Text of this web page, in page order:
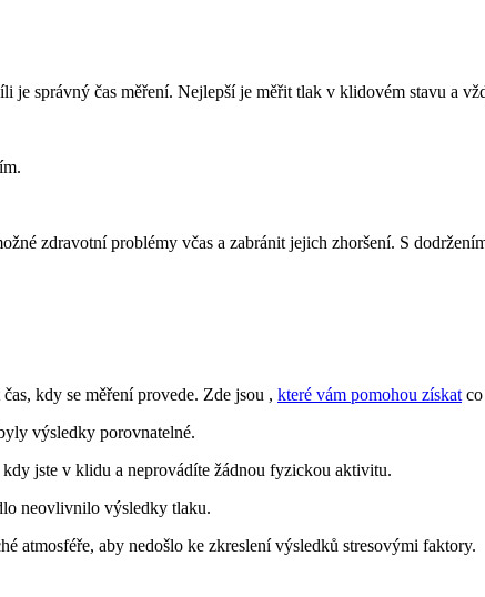
správný čas měření. Nejlepší je měřit tlak v klidovém stavu a
zdravotní problémy včas a zabránit jejich zhoršení. S
kdy se měření provede. Zde jsou , které vám pomohou získat
výsledky porovnatelné.
jste v klidu a neprovádíte žádnou fyzickou aktivitu.
neovlivnilo výsledky tlaku.
atmosféře, aby nedošlo ke zkreslení výsledků stresovými faktory.